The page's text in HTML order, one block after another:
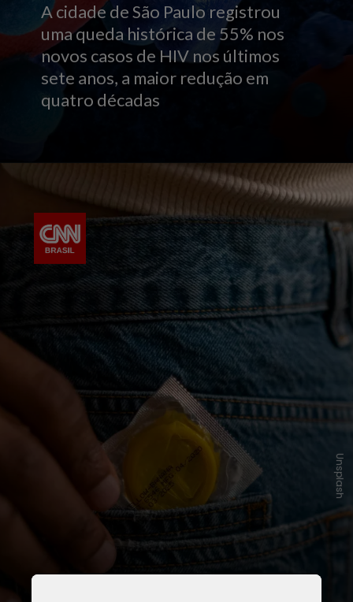
A cidade de São Paulo registrou
uma queda histórica de 55% nos
novos casos de HIV nos últimos
sete anos, a maior redução em
quatro décadas
Unsplash